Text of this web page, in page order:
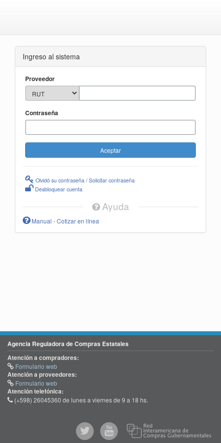
Ingreso al sistema
Proveedor
Contraseña
Olvidó su contraseña / Solicitar contraseña
Desbloquear cuenta
Ayuda
Manual - Cotizar en línea
Agencia Reguladora de Compras Estatales
Atención a compradores:
Formulario web
Atención a proveedores:
Formulario web
Atención telefónica:
(+598) 26045360 de lunes a viernes de 9 a 18 hs.
@comprasgubuy
ACCE